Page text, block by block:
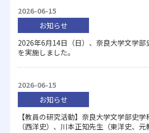
2026-06-15
お知らせ
2026年6月14日（日）、奈良大学文学部
を実施しました。
2026-06-15
お知らせ
【教員の研究活動】奈良大学文学部史
（西洋史）、川本正知先生（東洋史、